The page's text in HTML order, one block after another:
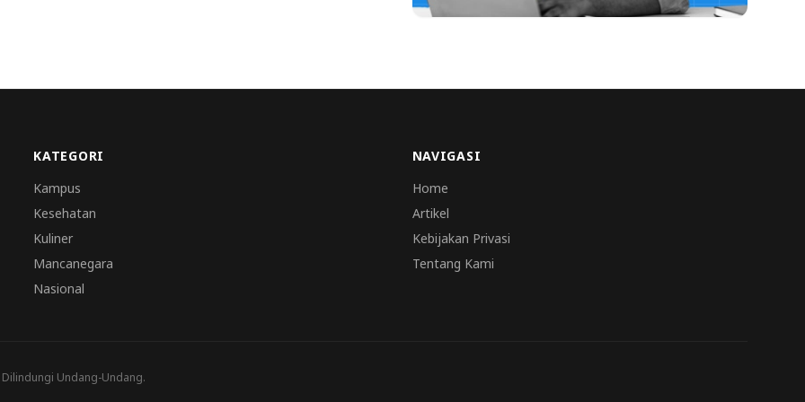
KATEGORI
Kampus
Kesehatan
Kuliner
Mancanegara
Nasional
NAVIGASI
Home
Artikel
Kebijakan Privasi
Tentang Kami
Undang-Undang.